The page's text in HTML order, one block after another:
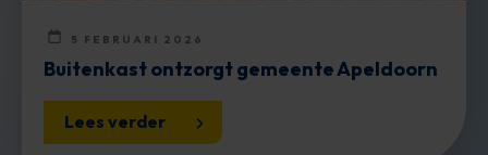
Buitenkast ontzorgt gemeente Apeldoorn
5 FEBRUARI 2026
Lees verder